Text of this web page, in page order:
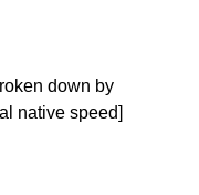
down by
native speed]